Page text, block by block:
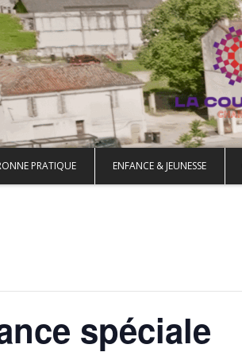
PRATIQUE ENFANCE & JEUNESSE
spéciale